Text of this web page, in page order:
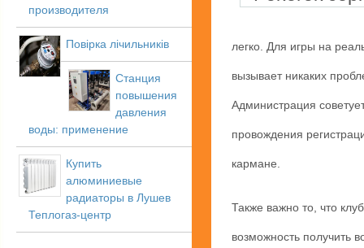
производителя
Повірка лічильників
Станция
повышения
давления
воды: применение
Купить
алюминиевые
радиаторы в Лушев
Теплогаз-центр
легко. Для игры на
вызывает никаких
Администрация
провождения
кармане.
Также важно то, что
возможность получить